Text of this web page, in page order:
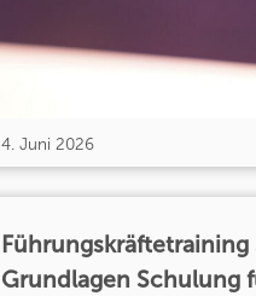
4. Juni 2026
Führungskräftetraining
Grundlagen Schulung